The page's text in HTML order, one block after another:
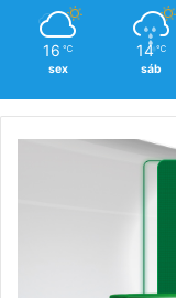
16 ℃
sex
14 ℃
sáb